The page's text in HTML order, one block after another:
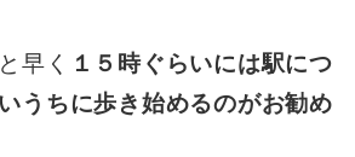
早く １５時ぐらいには駅につ
うちに歩き始めるのがお勧め